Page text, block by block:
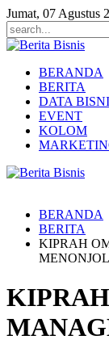
Jumat, 07 Agustus
BERANDA
BERITA
DATA
EVENT
KOLOM
BERANDA
BERITA
KIPRAH
MENONJOL